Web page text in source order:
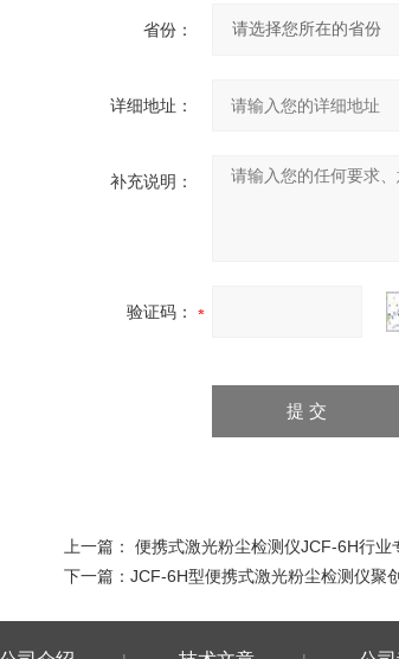
省份：
详细地址：
补充说明：
验证码：
上一篇： 便携式激光粉尘检测仪JCF-6H行业
下一篇： JCF-6H型便携式激光粉尘检测仪聚